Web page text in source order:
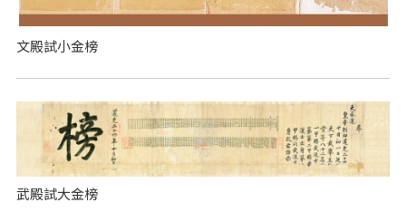
文殿試小金榜
武殿試大金榜